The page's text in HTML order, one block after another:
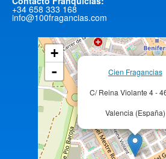
+34 658 333 168
info@100fragancias.com
Cien Fragancias
C/ Reina Violante 4 -
Valencia (España)
+
-